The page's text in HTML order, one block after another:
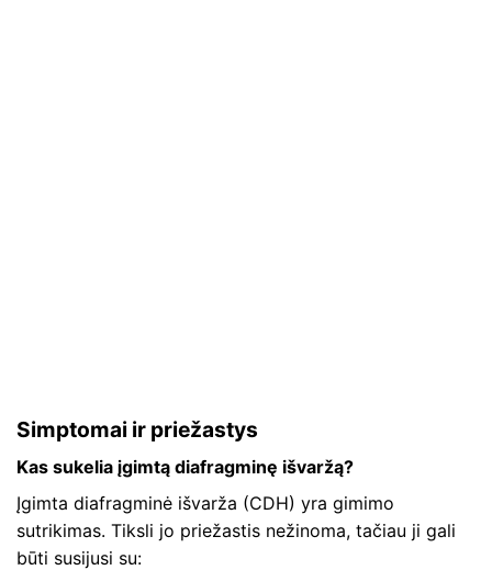
Simptomai ir priežastys
Kas sukelia įgimtą diafragminę išvaržą?
Įgimta diafragminė išvarža (CDH) yra gimimo
sutrikimas. Tiksli jo priežastis nežinoma, tačiau ji gali
būti susijusi su: